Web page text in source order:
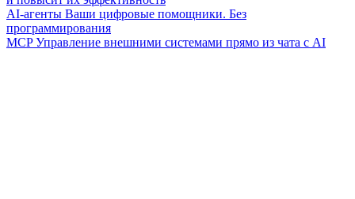
AI-агенты Ваши цифровые помощники. Без
программирования
MCP Управление внешними системами прямо из чата с AI